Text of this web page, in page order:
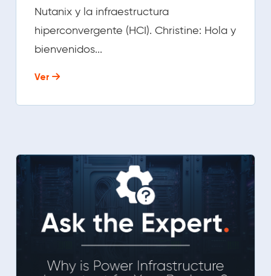
Nutanix y la infraestructura
hiperconvergente (HCI). Christine: Hola y
bienvenidos...
Ver